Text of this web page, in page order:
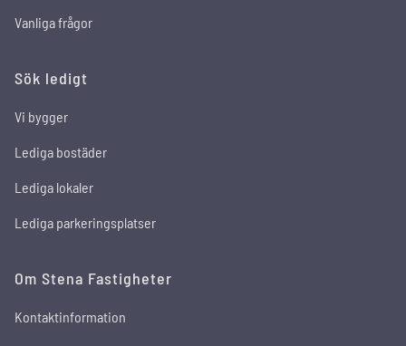
Vanliga frågor
Sök ledigt
Vi bygger
Lediga bostäder
Lediga lokaler
Lediga parkeringsplatser
Om Stena Fastigheter
Kontaktinformation